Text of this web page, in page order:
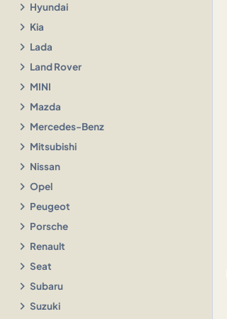
chevron_right Hyundai
chevron_right Kia
chevron_right Lada
chevron_right Land Rover
chevron_right MINI
chevron_right Mazda
chevron_right Mercedes-Benz
chevron_right Mitsubishi
chevron_right Nissan
chevron_right Opel
chevron_right Peugeot
chevron_right Porsche
chevron_right Renault
chevron_right Seat
chevron_right Subaru
chevron_right Suzuki